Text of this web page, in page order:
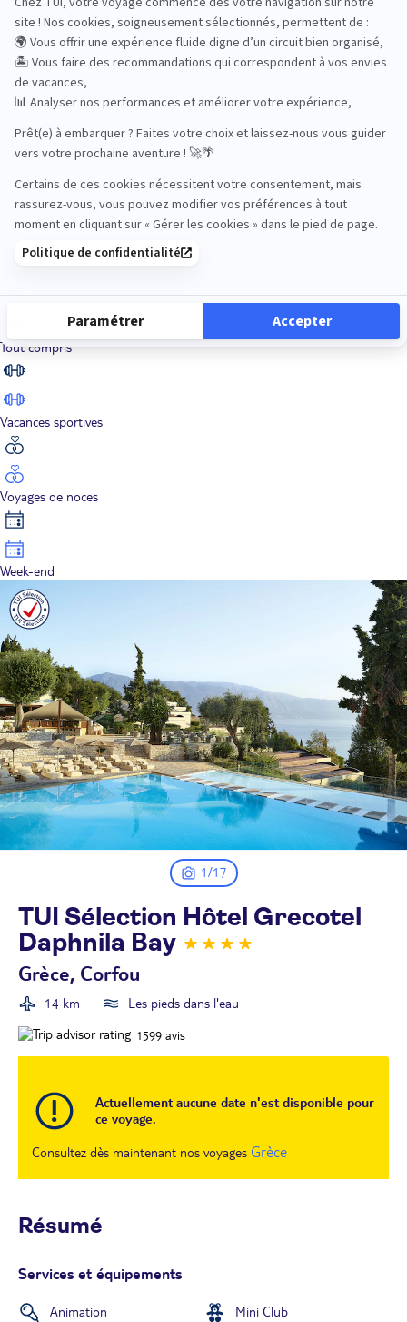
Road Trips
Sénior
Tout compris
Vacances sportives
Voyages de noces
Week-end
1/17
TUI Sélection Hôtel Grecotel
Daphnila Bay
Grèce, Corfou
14 km Les pieds dans l'eau
1599 avis
Actuellement aucune date n'est disponible pour
ce voyage.
Consultez dès maintenant nos voyages Grèce
Résumé
Services et équipements
Animation
Mini Club